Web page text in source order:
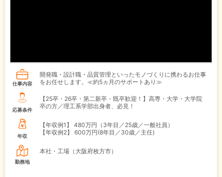
仕事内容
開発職・設計職・品質管理といったモノづくりに携わるお仕事
をお任せします。≪約5ヵ月のサポートあり≫
応募条件
【25卒・26卒・第二新卒・既卒歓迎！】高専・大学・大学院
卒の方／理工系学部出身者、必見！
年収
【年収例1】
480万円（3年目／25歳／一般社員）
【年収例2】
600万円(8年目／30歳／主任)
勤務地
本社・工場（大阪府枚方市）